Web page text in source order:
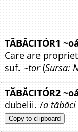
TĂBĂCITÓR1
Care are
suf. ~tor(Sursa:
TĂBĂCITÓR2
dubelii. /a
Copy to clipboard